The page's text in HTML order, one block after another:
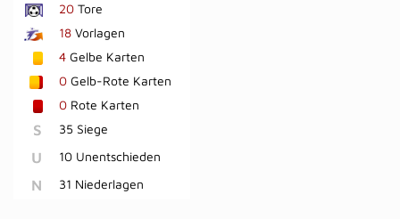
20 Tore
18 Vorlagen
4 Gelbe Karten
0 Gelb-Rote Karten
0 Rote Karten
S 35 Siege
U 10 Unentschieden
N 31 Niederlagen